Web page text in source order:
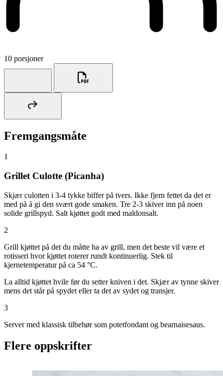
10 porsjoner
Fremgangsmåte
1
Grillet Culotte (Picanha)
Skjær culotten i 3-4 tykke biffer på tvers. Ikke fjern fettet da det er
med på å gi den svært gode smaken. Tre 2-3 skiver inn på noen
solide grillspyd. Salt kjøttet godt med maldonsalt.
2
Grill kjøttet på det du måtte ha av grill, men det beste vil være et
rotisseri hvor kjøttet roterer rundt kontinuerlig. Stek til
kjernetemperatur på ca 54 °C.
La alltid kjøttet hvile før du setter kniven i det. Skjær av tynne skiver
mens det står på spydet eller ta det av sydet og transjer.
3
Server med klassisk tilbehør som potetfondant og bearnaisesaus.
Flere oppskrifter